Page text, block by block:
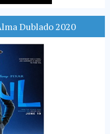
Dublado 2020